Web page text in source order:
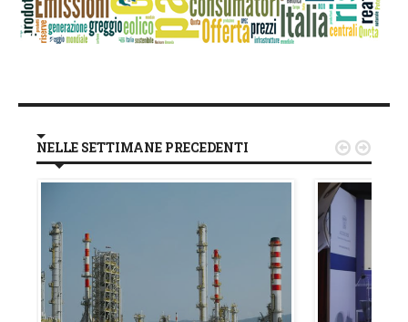
NELLE SETTIMANE PRECEDENTI  